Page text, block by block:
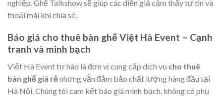
nghiệp. Ghế Talkshow sẽ giúp các diễn giả cảm thấy tự tin và
thoải mái khi chia sẻ.
Báo giá cho thuê bàn ghế Việt Hà Event – Cạnh
tranh và minh bạch
Việt Hà Event tự hào là đơn vị cung cấp dịch vụ cho thuê
bàn ghế giá rẻnhưng vẫn đảm bảo chất lượng hàng đầu tại
Hà Nội. Chúng tôi cam kết báo giá minh bạch, không có phụ